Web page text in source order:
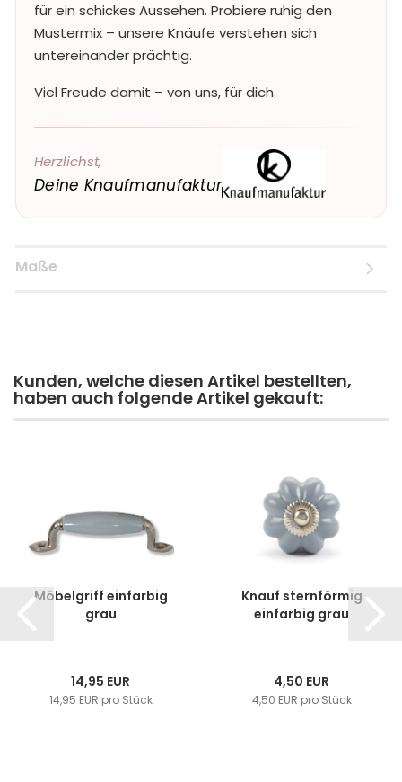
für ein schickes Aussehen. Probiere ruhig den
Mustermix – unsere Knäufe verstehen sich
untereinander prächtig.
Viel Freude damit – von uns, für dich.
Herzlichst,
Deine Knaufmanufaktur
Maße
Kunden, welche diesen Artikel bestellten,
haben auch folgende Artikel gekauft:
Möbelgriff einfarbig
grau
14,95 EUR
14,95 EUR pro Stück
Knauf sternförmig
einfarbig grau
4,50 EUR
4,50 EUR pro Stück